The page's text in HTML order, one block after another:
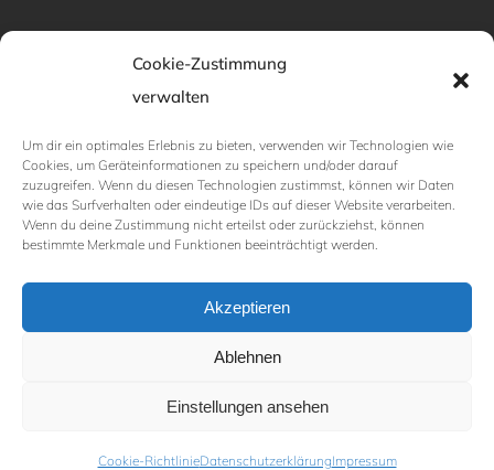
Cookie-Zustimmung
verwalten
Um dir ein optimales Erlebnis zu bieten, verwenden wir Technologien wie
Cookies, um Geräteinformationen zu speichern und/oder darauf
zuzugreifen. Wenn du diesen Technologien zustimmst, können wir Daten
wie das Surfverhalten oder eindeutige IDs auf dieser Website verarbeiten.
Wenn du deine Zustimmung nicht erteilst oder zurückziehst, können
bestimmte Merkmale und Funktionen beeinträchtigt werden.
Akzeptieren
Ablehnen
Einstellungen ansehen
Cookie-RichtlinieDatenschutzerklärungImpressum
Kontakt
Paulshöher Ring 5a, 19061 Schwerin, Deutschland
walz@schwerinkunst.de
+49 152 01709330